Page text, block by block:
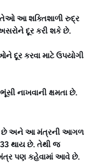
તેઓ આ શક્તિશાળી રુદ્ર
દૂર કરી શકે છે.
દૂર કરવા માટે ઉપયોગી
નાખવાની ક્ષમતા છે.
છે અને આ મંત્રની આગળ
33 થાય છે. તેથી જ
પણ કહેવામાં આવે છે.